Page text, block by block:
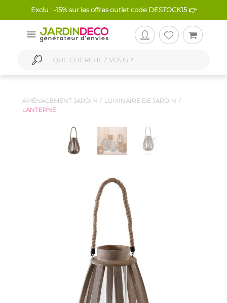
Exclu : -15% sur les offres outlet code DESTOCK15 👉
AMÉNAGEMENT JARDIN
LUMINAIRE DE JARDIN
LANTERNE